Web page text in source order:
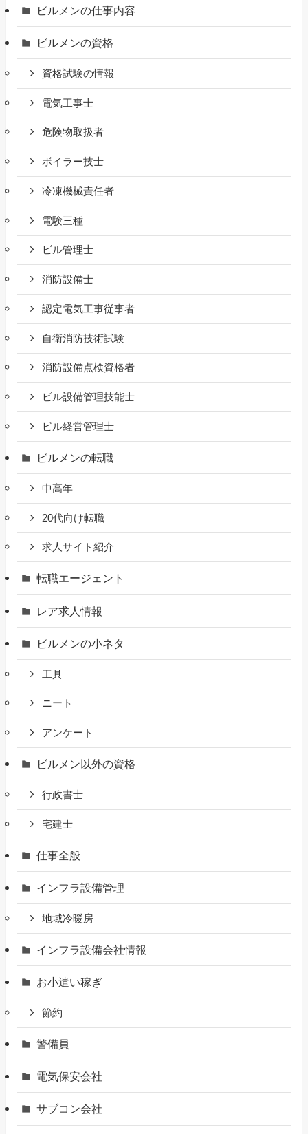
ビルメンの仕事内容
ビルメンの資格
資格試験の情報
電気工事士
危険物取扱者
ボイラー技士
冷凍機械責任者
電験三種
ビル管理士
消防設備士
認定電気工事従事者
自衛消防技術試験
消防設備点検資格者
ビル設備管理技能士
ビル経営管理士
ビルメンの転職
中高年
20代向け転職
求人サイト紹介
転職エージェント
レア求人情報
ビルメンの小ネタ
工具
ニート
アンケート
ビルメン以外の資格
行政書士
宅建士
仕事全般
インフラ設備管理
地域冷暖房
インフラ設備会社情報
お小遣い稼ぎ
節約
警備員
電気保安会社
サブコン会社